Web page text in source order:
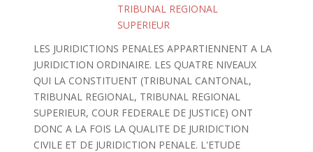
TRIBUNAL REGIONAL
SUPERIEUR
LES JURIDICTIONS PENALES APPARTIENNENT A LA
JURIDICTION ORDINAIRE. LES QUATRE NIVEAUX
QUI LA CONSTITUENT (TRIBUNAL CANTONAL,
TRIBUNAL REGIONAL, TRIBUNAL REGIONAL
SUPERIEUR, COUR FEDERALE DE JUSTICE) ONT
DONC A LA FOIS LA QUALITE DE JURIDICTION
CIVILE ET DE JURIDICTION PENALE. L'ETUDE